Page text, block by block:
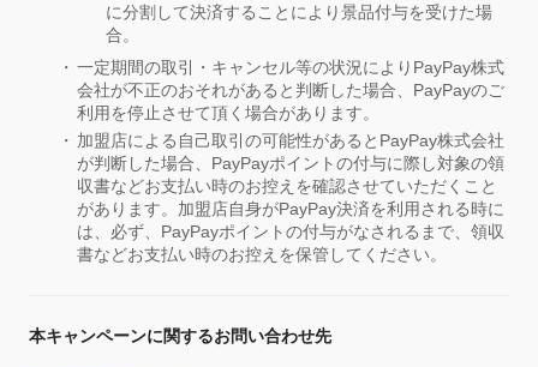
に分割して決済することにより景品付与を受けた場
合。
一定期間の取引・キャンセル等の状況によりPayPay株式
会社が不正のおそれがあると判断した場合、PayPayのご
利用を停止させて頂く場合があります。
加盟店による自己取引の可能性があるとPayPay株式会社
が判断した場合、PayPayポイントの付与に際し対象の領
収書などお支払い時のお控えを確認させていただくこと
があります。加盟店自身がPayPay決済を利用される時に
は、必ず、PayPayポイントの付与がなされるまで、領収
書などお支払い時のお控えを保管してください。
本キャンペーンに関するお問い合わせ先